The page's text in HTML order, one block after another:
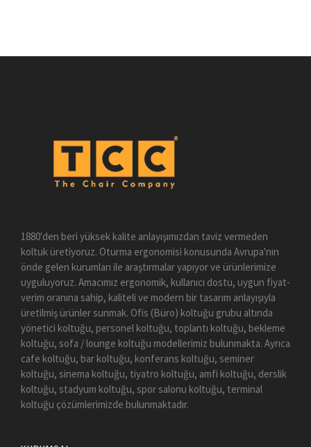
1880'den beri yüksek kalite anlayışımızdan taviz vermeden
koltuk üretiyoruz. Oturma ergonomisi konusunda Avrupa'nın
önde gelen kurumları ile araştırmalar yapıyor ve ürünlerimize
uyguluyoruz. Amacımız ergonomik, kullanıcı dostu, uygun fiyat-
verim oranına sahip, kaliteli ve modern bir tasarım anlayışıyla
üretilmiş ürünler sunmak. Ofis (Büro) koltuğu grubu altında
yönetici koltuğu, personel koltuğu, toplantı koltuğu, bekleme
koltuğu, sofa / lounge koltuğu modellerimiz bulunmakta. Ayrıca
cafe koltuğu, bar koltuğu, konferans koltuğu, seminer
koltuğu, sinema koltuğu, tiyatro koltuğu, amfi koltuğu, derslik
koltuğu, stadyum koltuğu, spor salonu koltuğu, terminal
koltuğu çözümlerimizde bulunmaktadır.